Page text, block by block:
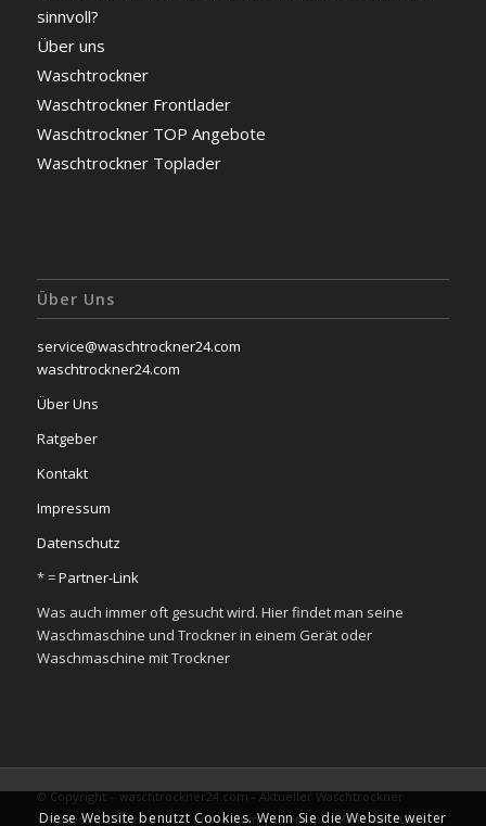
sinnvoll?
Über uns
Waschtrockner
Waschtrockner Frontlader
Waschtrockner TOP Angebote
Waschtrockner Toplader
Über Uns
service@waschtrockner24.com
waschtrockner24.com
Über Uns
Ratgeber
Kontakt
Impressum
Datenschutz
* =Partner-Link
Was auch immer oft gesucht wird. Hier findet man seine
Waschmaschine und Trockner in einem Gerät oder
Waschmaschine mit Trockner
© Copyright – waschtrockner24.com - Aktueller Waschtrockner
Vergleich |Datenschutz| Impressum|Sitemap|Made with Love.
Diese Website benutzt Cookies. Wenn Sie die Website weiter